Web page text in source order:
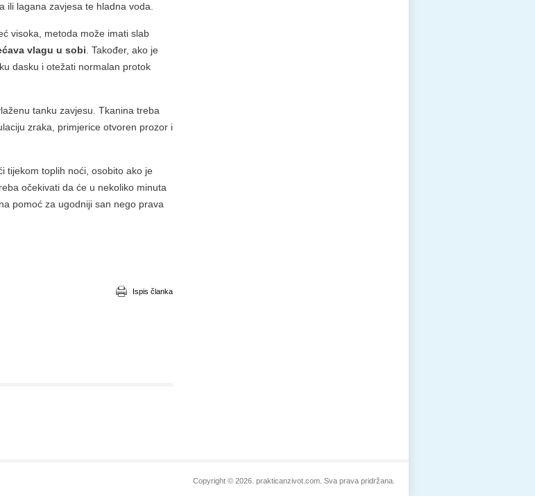
ili lagana zavjesa te hladna voda.
visoka, metoda može imati slab
vlagu u sobi . Također, ako je
dasku i otežati normalan protok
tanku zavjesu. Tkanina treba
zraka, primjerice otvoren prozor i
tijekom toplih noći, osobito ako je
očekivati da će u nekoliko minuta
pomoć za ugodniji san nego prava
Ispis članka
Copyright © 2026. prakticanzivot.com. Sva prava pridržana.